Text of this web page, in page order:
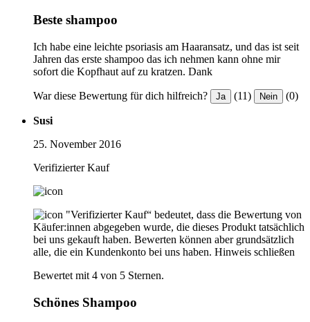
Beste shampoo
Ich habe eine leichte psoriasis am Haaransatz, und das ist seit
Jahren das erste shampoo das ich nehmen kann ohne mir
sofort die Kopfhaut auf zu kratzen. Dank
War diese Bewertung für dich hilfreich? Ja (11) Nein (0)
Susi
25. November 2016
Verifizierter Kauf
"Verifizierter Kauf“ bedeutet, dass die Bewertung von
Käufer:innen abgegeben wurde, die dieses Produkt tatsächlich
bei uns gekauft haben. Bewerten können aber grundsätzlich
alle, die ein Kundenkonto bei uns haben. Hinweis schließen
Bewertet mit 4 von 5 Sternen.
Schönes Shampoo